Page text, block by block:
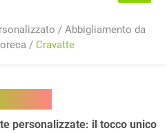
/ Abbigliamento da
/ Cravatte
personalizzate: il tocco unico